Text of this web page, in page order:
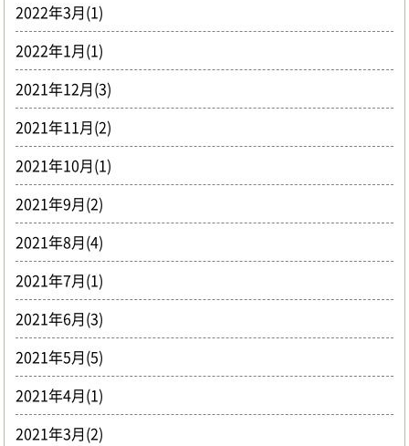
2022年3月(1)
2022年1月(1)
2021年12月(3)
2021年11月(2)
2021年10月(1)
2021年9月(2)
2021年8月(4)
2021年7月(1)
2021年6月(3)
2021年5月(5)
2021年4月(1)
2021年3月(2)